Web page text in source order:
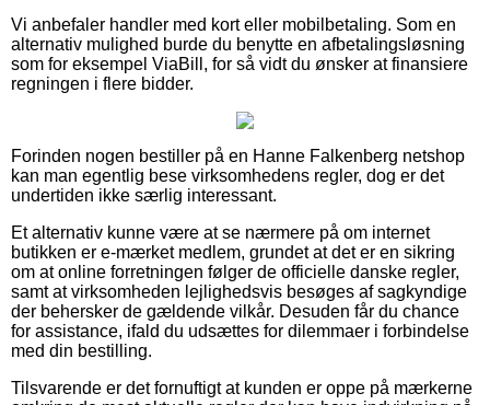
Vi anbefaler handler med kort eller mobilbetaling. Som en
alternativ mulighed burde du benytte en afbetalingsløsning
som for eksempel ViaBill, for så vidt du ønsker at finansiere
regningen i flere bidder.
Forinden nogen bestiller på en Hanne Falkenberg netshop
kan man egentlig bese virksomhedens regler, dog er det
undertiden ikke særlig interessant.
Et alternativ kunne være at se nærmere på om internet
butikken er e-mærket medlem, grundet at det er en sikring
om at online forretningen følger de officielle danske regler,
samt at virksomheden lejlighedsvis besøges af sagkyndige
der behersker de gældende vilkår. Desuden får du chance
for assistance, ifald du udsættes for dilemmaer i forbindelse
med din bestilling.
Tilsvarende er det fornuftigt at kunden er oppe på mærkerne